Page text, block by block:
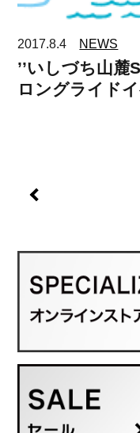
2017.8.4 NEWS
’’いしづち山麓
ロングライド